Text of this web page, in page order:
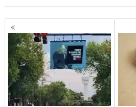
Πλοήγηση
άρθρων